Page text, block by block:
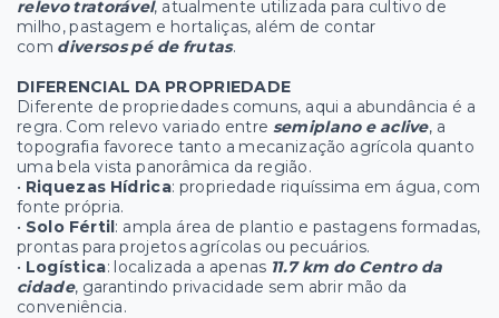
relevo tratorável, atualmente utilizada para cultivo de
milho, pastagem e hortaliças, além de contar
com diversos pé de frutas.
DIFERENCIAL DA PROPRIEDADE
Diferente de propriedades comuns, aqui a abundância é a
regra. Com relevo variado entre semiplano e aclive, a
topografia favorece tanto a mecanização agrícola quanto
uma bela vista panorâmica da região.
• Riquezas Hídrica: propriedade riquíssima em água, com
fonte própria.
• Solo Fértil: ampla área de plantio e pastagens formadas,
prontas para projetos agrícolas ou pecuários.
• Logística: localizada a apenas 11.7 km do Centro da
cidade, garantindo privacidade sem abrir mão da
conveniência.